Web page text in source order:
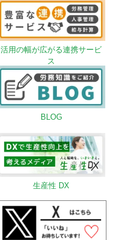
活用の幅が広がる連携サービ
ス
BLOG
生産性 DX